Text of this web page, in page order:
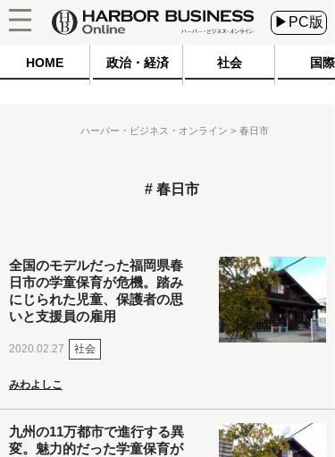
▶PC版
HOME 政治・経済 社会 国際
ハーバー・ビジネス・オンライン 春日市
春日市
全国のモデルだった福岡県春
日市の学童保育が危機。踏み
にじられた児童、保護者の思
いと支援員の雇用
2020.02.27 社会
みわよしこ
九州の11万都市で進行する異
変。魅力的だった学童保育が